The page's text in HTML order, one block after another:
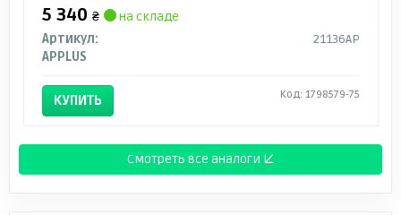
5 340 ₴
на складе
Артикул:
21136AP
APPLUS
КУПИТЬ Код: 1798579-75
Смотреть все аналоги ↓